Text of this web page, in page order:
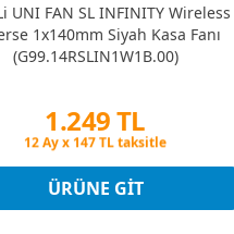
UNI FAN SL INFINITY Wireless
1x140mm Siyah Kasa Fanı
(G99.14RSLIN1W1B.00)
1.249 TL
Peşin Fiyatına 3 Taksit
Peşin Fiyatına 3 Taksit
ÜRÜNE GIT